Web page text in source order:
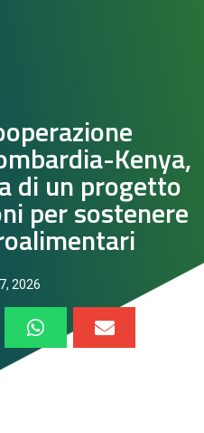
Kenya,
di un progetto
per sostenere
2026